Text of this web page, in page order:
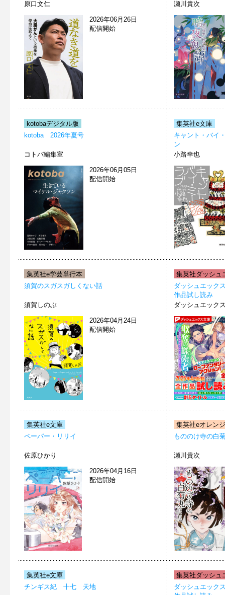
原口文仁
2026年06月26日
配信開始
瀬川貴次
kotobaデジタル版
kotoba 2026年夏号
コトバ編集室
2026年06月05日
配信開始
集英社e文庫
キャント・バイ
ン
小路幸也
集英社e学芸単行本
須賀のスガスガしくない話
須賀しのぶ
2026年04月24日
配信開始
集英社ダッシュ
ダッシュエック
作品試し読み
ダッシュエック
集英社e文庫
ペーパー・リリイ
佐原ひかり
2026年04月16日
配信開始
集英社eオレン
もののけ寺の白
瀬川貴次
集英社e文庫
チンギス紀 十七 天地
集英社ダッシュ
ダッシュエック